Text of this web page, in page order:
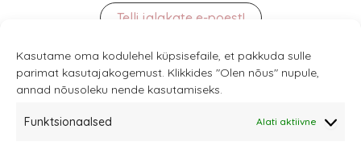
Kasutame oma kodulehel küpsisefaile, et pakkuda sulle
parimat kasutajakogemust. Klikkides "Olen nõus" nupule,
annad nõusoleku nende kasutamiseks.
Funktsionaalsed Alati aktiivne
Telli jalakate e-poest!